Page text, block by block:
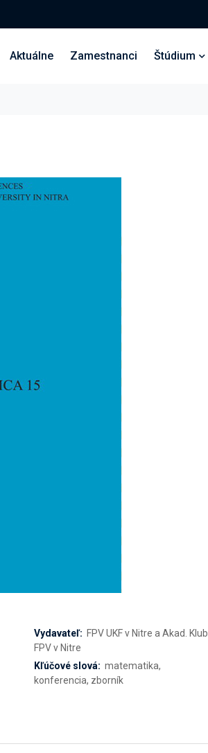
Aktuálne Zamestnanci Štúdium
Vydavateľ: FPV UKF v Nitre a Akad. Klub
FPV v Nitre
Kľúčové slová: matematika,
konferencia, zborník